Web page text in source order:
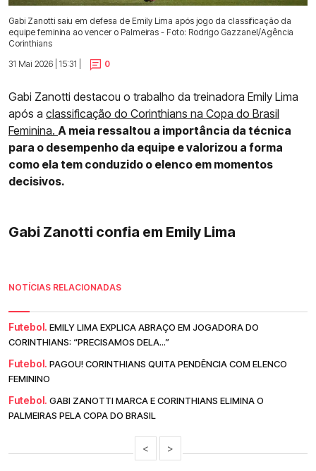
Gabi Zanotti saiu em defesa de Emily Lima após jogo da classificação da
equipe feminina ao vencer o Palmeiras - Foto: Rodrigo Gazzanel/Agência
Corinthians
31 Mai 2026 | 15:31 |
0
Gabi Zanotti destacou o trabalho da treinadora Emily Lima
após a classificação do Corinthians na Copa do Brasil
Feminina. A meia ressaltou a importância da técnica
para o desempenho da equipe e valorizou a forma
como ela tem conduzido o elenco em momentos
decisivos.
Gabi Zanotti confia em Emily Lima
NOTÍCIAS RELACIONADAS
Futebol. EMILY LIMA EXPLICA ABRAÇO EM JOGADORA DO
CORINTHIANS: “PRECISAMOS DELA...”
Futebol. PAGOU! CORINTHIANS QUITA PENDÊNCIA COM ELENCO
FEMININO
Futebol. GABI ZANOTTI MARCA E CORINTHIANS ELIMINA O
PALMEIRAS PELA COPA DO BRASIL
< >